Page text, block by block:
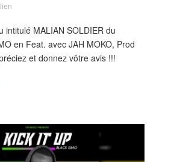
intitulé MALIAN SOLDIER du
en Feat. avec JAH MOKO, Prod
et donnez vôtre avis !!!